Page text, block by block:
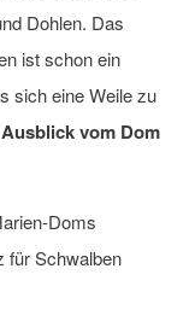
Dohlen. Das
ist schon ein
sich eine Weile zu
Ausblick vom Dom
für Schwalben